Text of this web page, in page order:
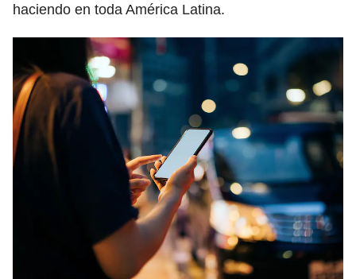
haciendo en toda América Latina.